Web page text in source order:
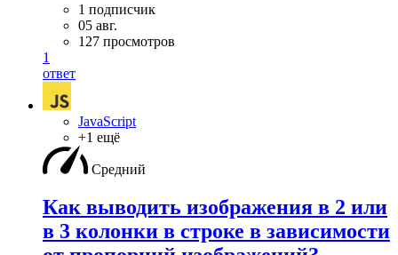
1 подписчик
05 авг.
127 просмотров
1
ответ
JavaScript
+1 ещё
Средний
Как выводить изображения в 2 или
в 3 колонки в строке в зависимости